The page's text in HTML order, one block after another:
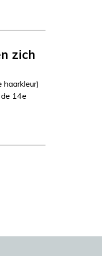
zich
haarkleur)
14e